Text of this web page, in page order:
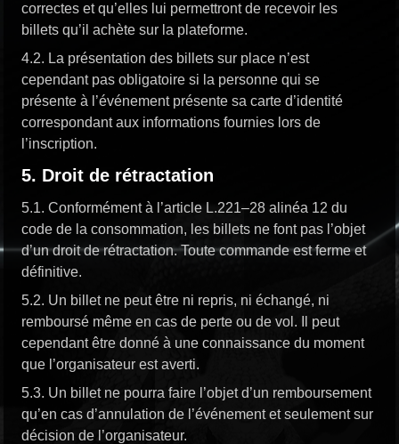
correctes et qu’elles lui permettront de recevoir les
billets qu’il achète sur la plateforme.
4.2. La présentation des billets sur place n’est
cependant pas obligatoire si la personne qui se
présente à l’événement présente sa carte d’identité
correspondant aux informations fournies lors de
l’inscription.
5. Droit de rétractation
5.1. Conformément à l’article L.221–28 alinéa 12 du
code de la consommation, les billets ne font pas l’objet
d’un droit de rétractation. Toute commande est ferme et
définitive.
5.2. Un billet ne peut être ni repris, ni échangé, ni
remboursé même en cas de perte ou de vol. Il peut
cependant être donné à une connaissance du moment
que l’organisateur est averti.
5.3. Un billet ne pourra faire l’objet d’un remboursement
qu’en cas d’annulation de l’événement et seulement sur
décision de l’organisateur.